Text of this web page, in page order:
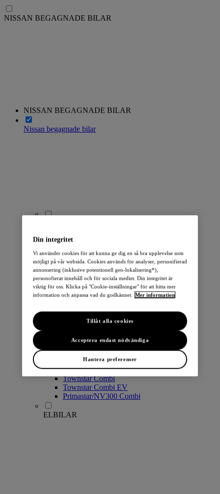
NISSAN BEGAGNADE BILAR
NISSAN BEGAGNADE BILAR
Nissan begagnade bilar
Qashqai
LEAF
ARIYA
X-Trail
Townstar Combi
Townstar Combi EV
Primastar/NV300 Combi
ELBILAR
Din integritet
Vi använder cookies för att kunna ge dig en så bra upplevelse som
möjligt på vår websida. Cookies används för analyser, personifierad
annonsering (inklusive potentionell geo-lokalisering*),
personofierat innehåll och för sociala medier. Din integritet är
viktig för oss. Klicka på "Cookie-inställningar" för att hitta mer
information och anpassa vad du godkänner. Mer information
Hantera preferenser
Acceptera endast nödvändiga
Tillåt alla cookies